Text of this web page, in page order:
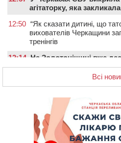
агітаторку, яка
12:50 “Як сказати дитині, що
вихователів Черкащини
тренінгів
12:14 На Золотоніщині вже
торфу
Захисника зі
Авдіївку, нагородили
На Черкащині п’яний
мопедом: двоє людей у
Всі